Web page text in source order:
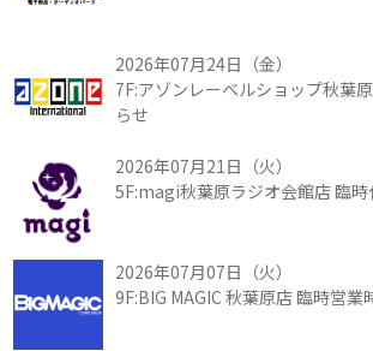
2026年07月24日（金）
7F:アゾンレーベルショップ秋葉
らせ
2026年07月21日（火）
5F:magi秋葉原ラジオ会館店 臨
2026年07月07日（火）
9F:BIG MAGIC 秋葉原店 臨時営